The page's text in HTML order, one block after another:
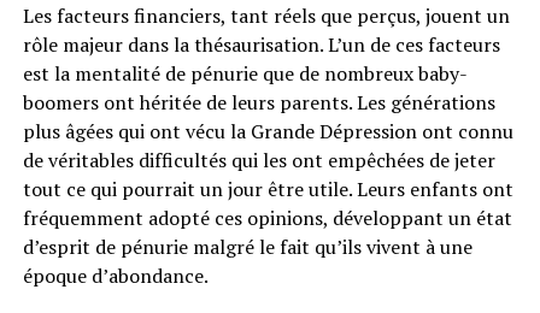
Les facteurs financiers, tant réels que perçus, jouent un
rôle majeur dans la thésaurisation. L’un de ces facteurs
est la mentalité de pénurie que de nombreux baby-
boomers ont héritée de leurs parents. Les générations
plus âgées qui ont vécu la Grande Dépression ont connu
de véritables difficultés qui les ont empêchées de jeter
tout ce qui pourrait un jour être utile. Leurs enfants ont
fréquemment adopté ces opinions, développant un état
d’esprit de pénurie malgré le fait qu’ils vivent à une
époque d’abondance.